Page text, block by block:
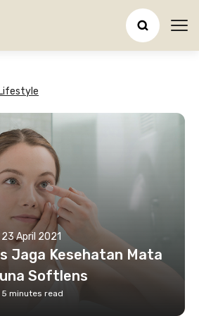
23 April 2021
Jaga Kesehatan Mata
Softlens
5 minutes read